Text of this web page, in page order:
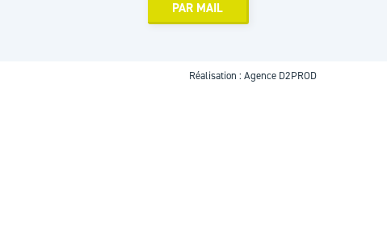
PAR MAIL
Réalisation : Agence D2PROD